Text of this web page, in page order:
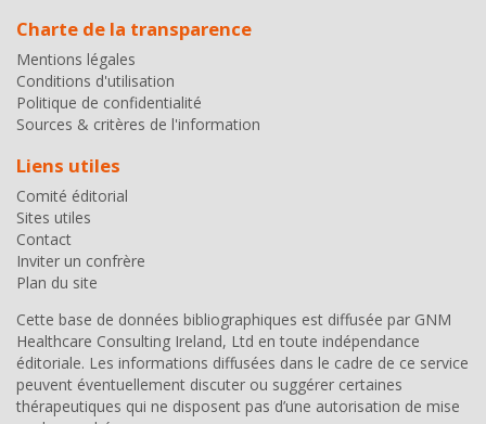
Charte de la transparence
Mentions légales
Conditions d'utilisation
Politique de confidentialité
Sources & critères de l'information
Liens utiles
Comité éditorial
Sites utiles
Contact
Inviter un confrère
Plan du site
Cette base de données bibliographiques est diffusée par GNM
Healthcare Consulting Ireland, Ltd en toute indépendance
éditoriale. Les informations diffusées dans le cadre de ce service
peuvent éventuellement discuter ou suggérer certaines
thérapeutiques qui ne disposent pas d’une autorisation de mise